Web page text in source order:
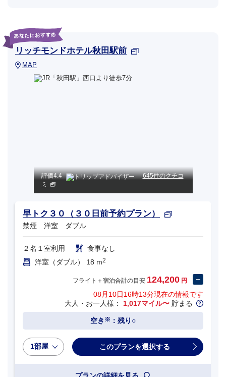
リッチモンドホテル秋田駅前
MAP
評価4.4
645件のクチコ
ミ
早トク３０（３０日前予約プラン）
禁煙 洋室 ダブル
２名１室利用
食事なし
洋室（ダブル） 18 m2
フライト＋宿泊合計の目安 124,200 円
08月10日16時13分現在の情報です
大人・お一人様： 1,017マイル〜 貯まる
空き ※ ：残り○
1部屋